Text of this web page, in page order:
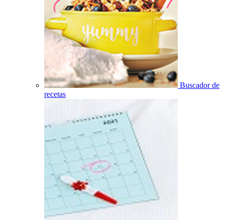
Buscador de
recetas